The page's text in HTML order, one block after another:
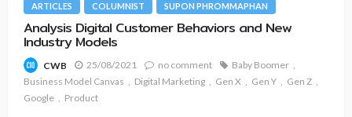
ARTICLES COLUMNIST SUPON PHROMMAPHAN
Analysis Digital Customer Behaviors and New
Industry Models
CWB 25/08/2021 no comment
Baby Boomer
Business Model Canvas
Digital Marketing Gen X Gen Y
Gen Z
Google
Product